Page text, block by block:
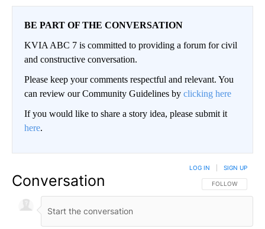
BE PART OF THE CONVERSATION
KVIA ABC 7 is committed to providing a forum for civil
and constructive conversation.
Please keep your comments respectful and relevant. You
can review our Community Guidelines by clicking here
If you would like to share a story idea, please submit it
here.
Conversation FOLLOW THIS
FOLLOW
LOG IN SIGN UP